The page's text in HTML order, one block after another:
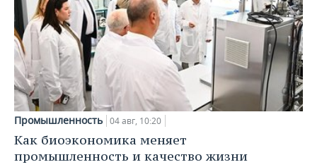
Промышленность 04 авг, 10:20
Как биоэкономика меняет
промышленность и качество жизни